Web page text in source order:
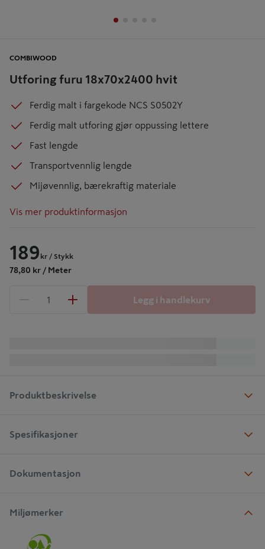
Utforing furu 18x70x2400 hvit
COMBIWOOD
Ferdig malt i fargekode NCS S0502Y
Ferdig malt utforing gjør oppussing lettere
Fast lengde
Transportvennlig lengde
Mijøvennlig, bærekraftig materiale
Vis mer produktinformasjon
189 kr / Stykk
78,80 kr / Meter
1 produkter
Legg i handlekurv
Produktbeskrivelse
Spesifikasjoner
Dokumentasjon
Miljømerker